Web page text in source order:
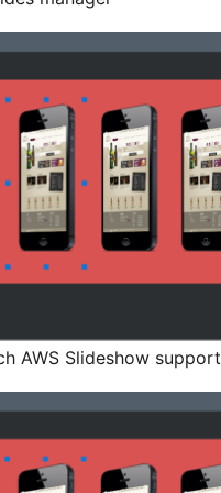
AWS Slideshow support